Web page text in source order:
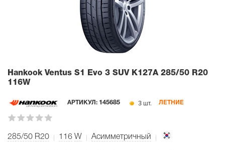
Hankook Ventus S1 Evo 3 SUV K127A 285/50 R20
116W
АРТИКУЛ: 145685 3 шт. ЛЕТНИЕ
285/50 R20 116 W Асимметричный